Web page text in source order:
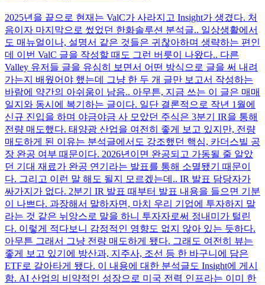
2025년을 끝으로 현재는 ValC가 사라지고 Insight가 생겼다. 처
음이자 마지막으로 썼었던 한화솔루션 분석글.. 일상생활에서
도 매뉴얼이나, 설명서 같은 것들은 귀찮아하며 생략하는 편인
데 이번 ValC 글을 작성할 때도 그런 버릇이 나왔다.. 다른
Valley 유저들 글을 유심히 보면서 어떤 방식으로 글을 써 내려
가는지 배웠어야 했는데 그냥 한 두 개 글만 보고서 작성하는
바람에 약간의 아쉬움이 남음.. 아무튼, 지금 쓰는 이 글은 매매
일지와 동시에 복기하는 글이다. 일단 결론적으로 작년 1월에
신규 진입을 하며 야금야금 사 모았던 주식은 3분기 IR을 통해
전량 매도했다. 태양광 산업을 여전히 좋게 보고 있지만, 전량
매도하게 된 이유는 분석글에서도 강조했던 핵심, 카더스빌 공
장 완공 여부 때문이다. 2026년이면 완공되고 가동될 줄 알았
던 기대 재료가 완공 연기라는 발표를 통해 소멸됐기 때문이
다. 그리고 이런 말 해도 될지 모르겠는데.. IR 발표 담당자가
싸가지가 없다. 2분기 IR 발표 때부터 발표 내용을 들으면 기분
이 나쁘다. 과장해서 말하자면, 마치 우리 기업에 투자하지 말
라는 것 같은 뉘앙스로 말을 하니 투자자로써 정내미가 털린
다. 이렇게 적다보니 감정적인 영향도 없지 않아 있는 듯하다.
아무튼 그래서 그냥 전량 매도하게 됐다. 그래도 여전히 뷰는
좋게 보고 있기에 방산과, 지주사, 조선 등 한 바구니에 담은
ETF로 갈아타게 됐다. 이 내용에 대한 분석글도 Insight에 게시
함. AI 산업의 비약적인 성장으로 미국 전력 인프라는 이미 한